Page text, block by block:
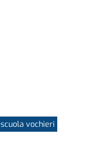
scuola vochieri